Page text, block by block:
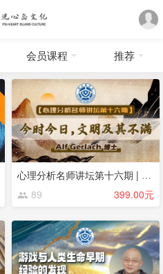
会员课程 推荐
心理分析名师讲坛第十六期 | 今时今日，文明及其不满 | Alf Gerlach
89
399.00元